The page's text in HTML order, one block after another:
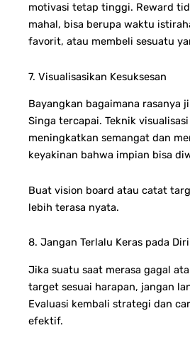
motivasi tetap tinggi. Reward
mahal, bisa berupa waktu
favorit, atau membeli sesuatu
7. Visualisasikan Kesuksesan
Bayangkan bagaimana rasanya
Singa tercapai. Teknik
meningkatkan semangat dan
keyakinan bahwa impian bisa
Buat vision board atau catat
lebih terasa nyata.
8. Jangan Terlalu Keras pada
Jika suatu saat merasa gagal
target sesuai harapan, jangan
Evaluasi kembali strategi dan
efektif.